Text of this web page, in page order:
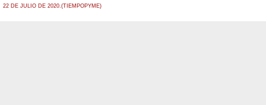
22 DE JULIO DE 2020.(TIEMPOPYME)